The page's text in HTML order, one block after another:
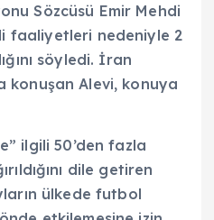
Sözcüsü Emir Mehdi
faaliyetleri nedeniyle 2
söyledi. İran
konuşan Alevi, konuya
ilgili 50’den fazla
dile getiren
ülkede futbol